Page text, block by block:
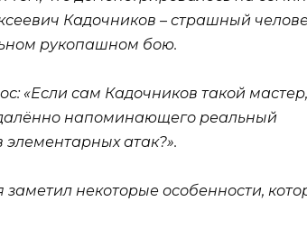
Кадочников – страшный
рукопашном бою.
«Если сам Кадочников такой
напоминающего реальный
атак?».
некоторые особенности,